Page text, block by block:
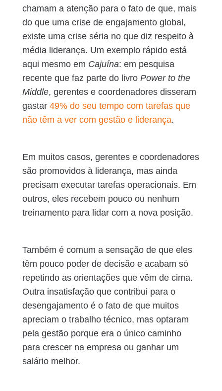
chamam a atenção para o fato de que, mais
do que uma crise de engajamento global,
existe uma crise séria no que diz respeito à
média liderança. Um exemplo rápido está
aqui mesmo em Cajuína: em pesquisa
recente que faz parte do livro Power to the
Middle, gerentes e coordenadores disseram
gastar 49% do seu tempo com tarefas que
não têm a ver com gestão e liderança.
Em muitos casos, gerentes e coordenadores
são promovidos à liderança, mas ainda
precisam executar tarefas operacionais. Em
outros, eles recebem pouco ou nenhum
treinamento para lidar com a nova posição.
Também é comum a sensação de que eles
têm pouco poder de decisão e acabam só
repetindo as orientações que vêm de cima.
Outra insatisfação que contribui para o
desengajamento é o fato de que muitos
apreciam o trabalho técnico, mas optaram
pela gestão porque era o único caminho
para crescer na empresa ou ganhar um
salário melhor.